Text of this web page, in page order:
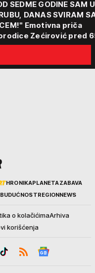
SEDME GODINE SAM
DANAS SVIRAM
Emotivna priča
Zećirović pred
trubača u Guči
HRONIKAPLANETAZABAVA
REGIONNEWS
o kolačićimaArhiva
korišćenja